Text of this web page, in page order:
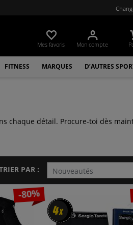
Mes favoris Mon compte
FITNESS MARQUES D’AUTRES
chaque détail. Procure-toi dès
PAR :
-80%
4x
4x